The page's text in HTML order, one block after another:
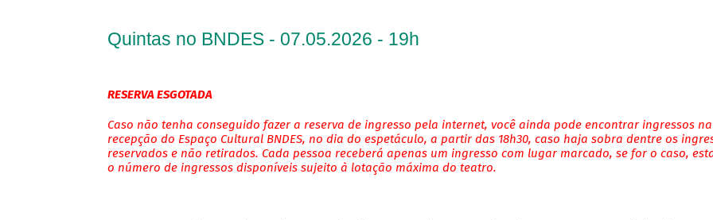
Quintas no BNDES - 07.05.2026 - 19h
RESERVA ESGOTADA
Caso não tenha conseguido fazer a reserva de ingresso pela internet, você ainda pode encontrar ingressos na
recepção do Espaço Cultural BNDES, no dia do espetáculo, a partir das 18h30, caso haja sobra dentre os
reservados e não retirados. Cada pessoa receberá apenas um ingresso com lugar marcado, se for o caso,
o número de ingressos disponíveis sujeito à lotação máxima do teatro.